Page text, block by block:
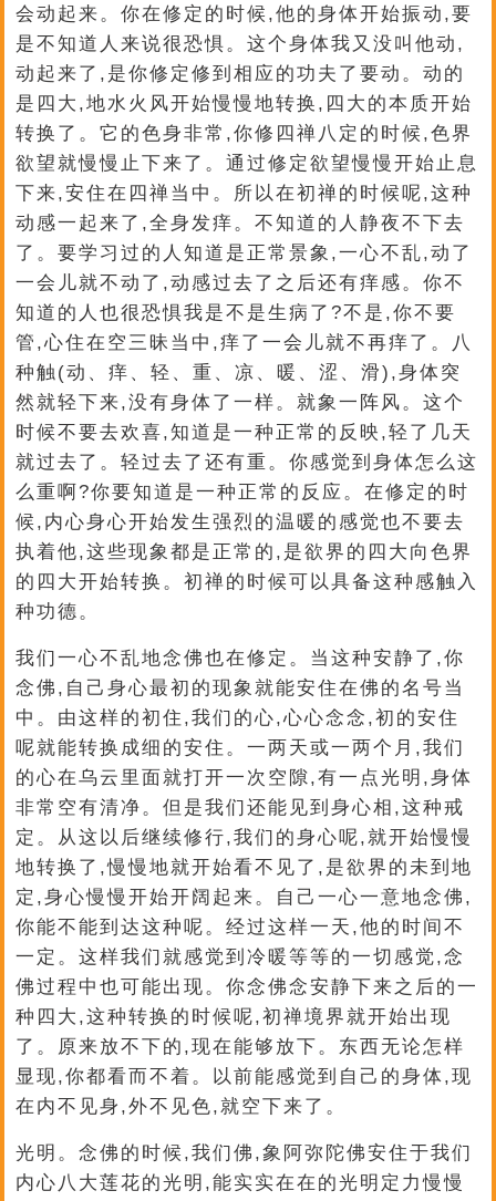
会动起来。你在修定的时候,他的身体开始振动,要
是不知道人来说很恐惧。这个身体我又没叫他动,
动起来了,是你修定修到相应的功夫了要动。动的
是四大,地水火风开始慢慢地转换,四大的本质开始
转换了。它的色身非常,你修四禅八定的时候,色界
欲望就慢慢止下来了。通过修定欲望慢慢开始止息
下来,安住在四禅当中。所以在初禅的时候呢,这种
动感一起来了,全身发痒。不知道的人静夜不下去
了。要学习过的人知道是正常景象,一心不乱,动了
一会儿就不动了,动感过去了之后还有痒感。你不
知道的人也很恐惧我是不是生病了?不是,你不要
管,心住在空三昧当中,痒了一会儿就不再痒了。八
种触(动、痒、轻、重、凉、暖、涩、滑),身体突
然就轻下来,没有身体了一样。就象一阵风。这个
时候不要去欢喜,知道是一种正常的反映,轻了几天
就过去了。轻过去了还有重。你感觉到身体怎么这
么重啊?你要知道是一种正常的反应。在修定的时
候,内心身心开始发生强烈的温暖的感觉也不要去
执着他,这些现象都是正常的,是欲界的四大向色界
的四大开始转换。初禅的时候可以具备这种感触入
种功德。
我们一心不乱地念佛也在修定。当这种安静了,你
念佛,自己身心最初的现象就能安住在佛的名号当
中。由这样的初住,我们的心,心心念念,初的安住
呢就能转换成细的安住。一两天或一两个月,我们
的心在乌云里面就打开一次空隙,有一点光明,身体
非常空有清净。但是我们还能见到身心相,这种戒
定。从这以后继续修行,我们的身心呢,就开始慢慢
地转换了,慢慢地就开始看不见了,是欲界的未到地
定,身心慢慢开始开阔起来。自己一心一意地念佛,
你能不能到达这种呢。经过这样一天,他的时间不
一定。这样我们就感觉到冷暖等等的一切感觉,念
佛过程中也可能出现。你念佛念安静下来之后的一
种四大,这种转换的时候呢,初禅境界就开始出现
了。原来放不下的,现在能够放下。东西无论怎样
显现,你都看而不着。以前能感觉到自己的身体,现
在内不见身,外不见色,就空下来了。
光明。念佛的时候,我们佛,象阿弥陀佛安住于我们
内心八大莲花的光明,能实实在在的光明定力慢慢